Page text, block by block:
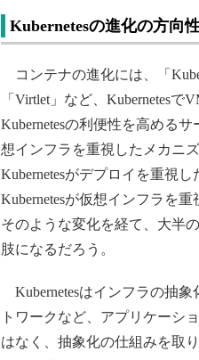
Kubernetesの進化の方向
コンテナの進化には、「
「Virtlet」など、Kubernetes
Kubernetesの利便性を高める
想インフラを重視したメカニ
Kubernetesがデプロイを重視
Kubernetesが仮想インフラを
そのような変化を経て、大半
肢になるだろう。
Kubernetesはインフラの抽
トワークなど、アプリケーシ
はなく、抽象化の仕組みを取